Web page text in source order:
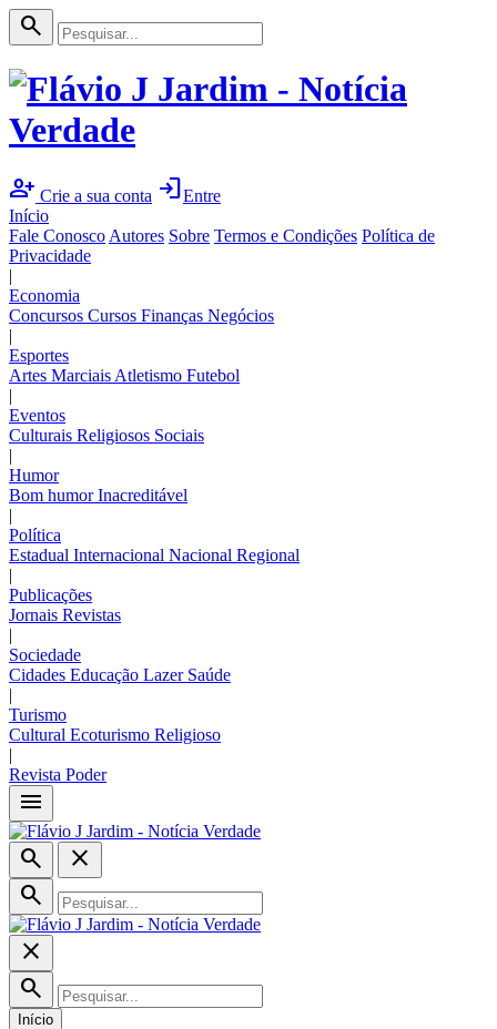
search
person_add Crie a sua conta loginEntre
Início
Fale Conosco Autores Sobre Termos e Condições Política de
Privacidade
|
Economia
Concursos Cursos Finanças Negócios
|
Esportes
Artes Marciais Atletismo Futebol
|
Eventos
Culturais Religiosos Sociais
|
Humor
Bom humorInacreditável
|
Política
Estadual Internacional Nacional Regional
|
Publicações
Jornais Revistas
|
Sociedade
Cidades Educação Lazer Saúde
|
Turismo
Cultural Ecoturismo Religioso
|
Revista Poder
menu
search
close
search
close
search
Início